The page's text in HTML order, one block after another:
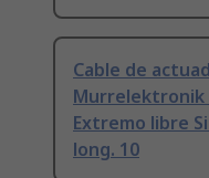
Cable de
Murrelektronik
Extremo libre
long. 10